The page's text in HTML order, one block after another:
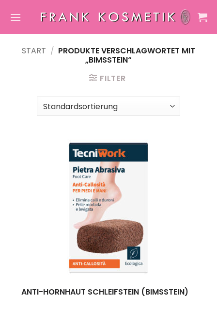
Inhalt
START / PRODUKTE VERSCHLAGWORTET MIT
„BIMSSTEIN“
FILTER
ANTI-HORNHAUT SCHLEIFSTEIN (BIMSSTEIN)